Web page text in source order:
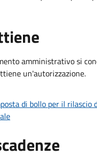
amministrativo si
un'autorizzazione.
di bollo per il rilascio